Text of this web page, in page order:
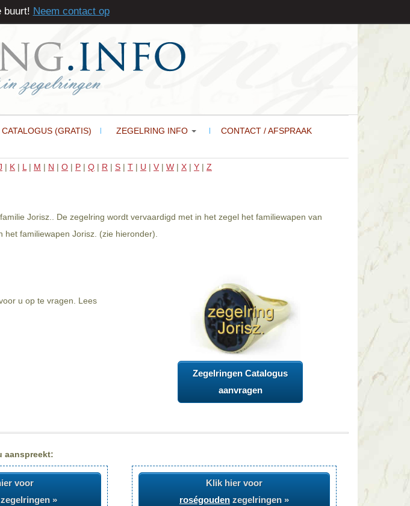
CATALOGUS (GRATIS) ZEGELRING INFO CONTACT / AFSPRAAK
| K | L | M | N | O | P | Q | R | S | T | U | V | W | X | Y | Z
Jorisz.. De zegelring wordt vervaardigd met in het zegel het familiewapen van
familiewapen Jorisz. (zie hieronder).
u op te vragen. Lees
Zegelringen Catalogus
aanvragen
aanspreekt:
voor
zegelringen »
Klik hier voor
roségouden zegelringen »
buurt! Neem contact op